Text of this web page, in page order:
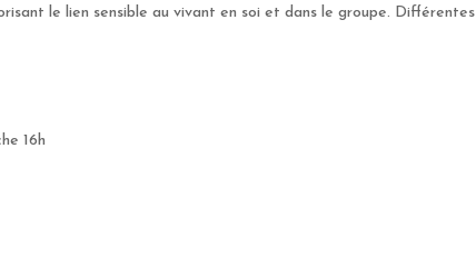
le lien sensible au vivant en soi et dans le groupe. Différentes
16h